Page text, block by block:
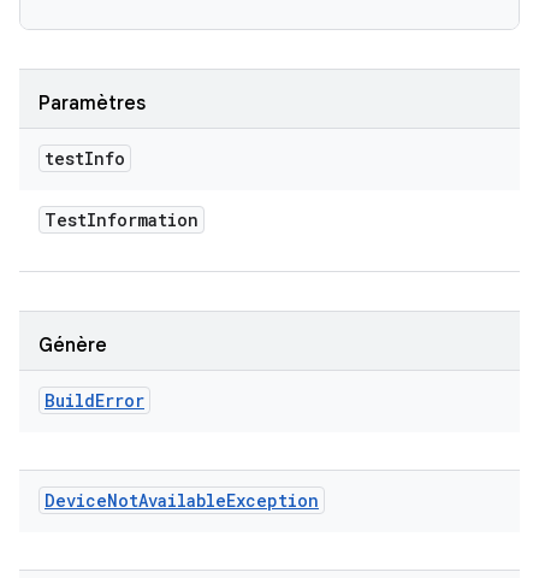
Paramètres
testInfo
TestInformation
Génère
BuildError
DeviceNotAvailableException